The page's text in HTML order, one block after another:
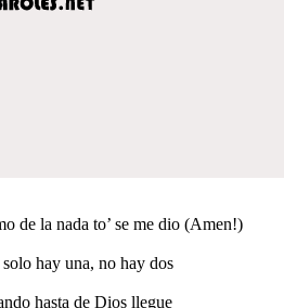
de la nada to’ se me dio (Amen!)
hay una, no hay dos
hasta de Dios llegue